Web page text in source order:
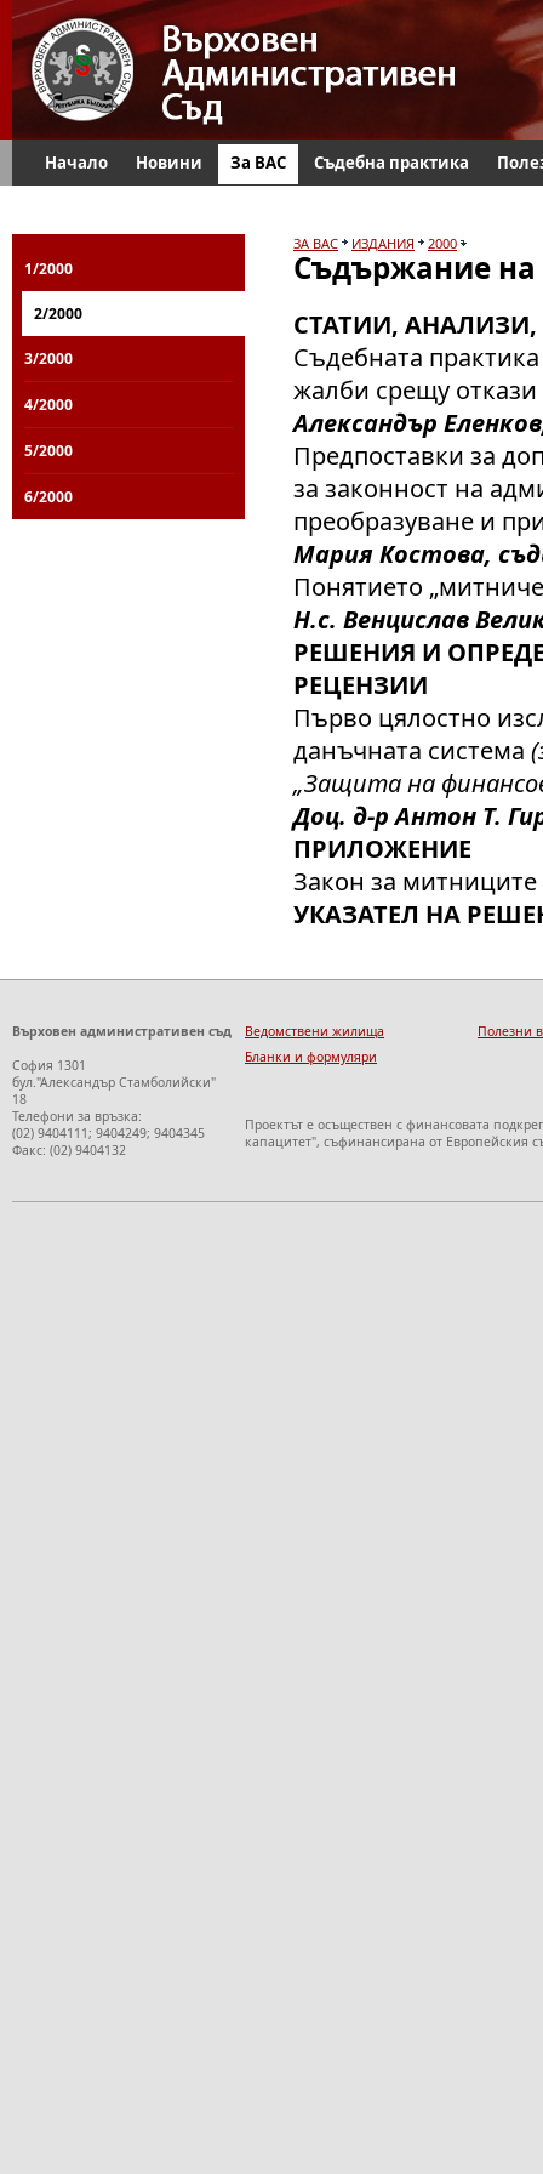
Начало Новини За ВАС Съдебна практика
1/2000
2/2000
3/2000
4/2000
5/2000
6/2000
ЗА ВАС ИЗДАНИЯ 2000
Съдържание на
СТАТИИ,
Съдебната
жалби срещу откази
Александър
Предпоставки за
за законност на
преобразуване и
Мария Костова,
Понятието
Н.с. Венцислав
РЕШЕНИЯ И
РЕЦЕНЗИИ
Първо цялостно
данъчната система
„Защита на
Доц. д-р Антон Т.
ПРИЛОЖЕНИЕ
Закон за митниците
УКАЗАТЕЛ НА
Върховен административен съд
София 1301
бул."Александър Стамболийски"
18
Телефони за връзка:
(02) 9404111; 9404249; 9404345
Факс: (02) 9404132
Ведомствени жилища
Бланки и формуляри
Полезни
Проектът е осъществен с финансовата
капацитет", съфинансирана от Европейския